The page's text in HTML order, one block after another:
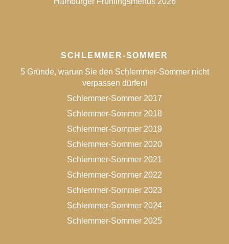
SCHLEMMER-SOMMER
5 Gründe, warum Sie den Schlemmer-Sommer nicht
verpassen dürfen!
Schlemmer-Sommer 2017
Schlemmer-Sommer 2018
Schlemmer-Sommer 2019
Schlemmer-Sommer 2020
Schlemmer-Sommer 2021
Schlemmer-Sommer 2022
Schlemmer-Sommer 2023
Schlemmer-Sommer 2024
Schlemmer-Sommer 2025